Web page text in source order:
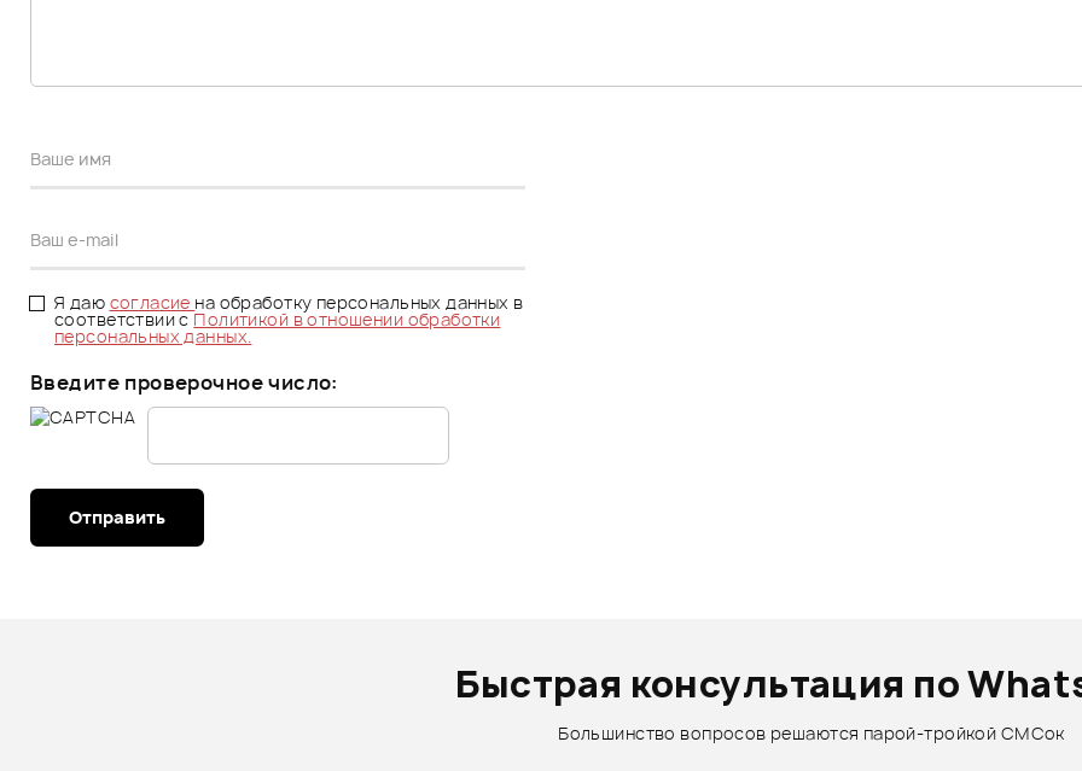
Я даю согласие на обработку персональных данных в
соответствии сПолитикой в отношении обработки
персональных данных.
Введите проверочное число:
Отправить
Быстрая консультация по
Большинство вопросов решаются парой-тройкой СМСок